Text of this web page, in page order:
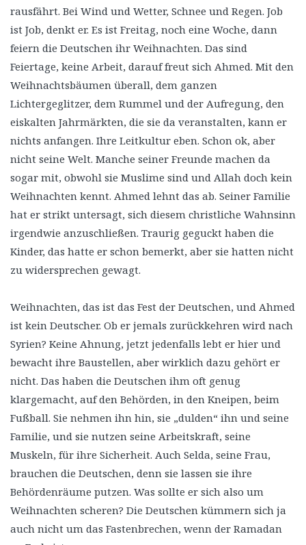
rausfährt. Bei Wind und Wetter, Schnee und Regen. Job
ist Job, denkt er. Es ist Freitag, noch eine Woche, dann
feiern die Deutschen ihr Weihnachten. Das sind
Feiertage, keine Arbeit, darauf freut sich Ahmed. Mit den
Weihnachtsbäumen überall, dem ganzen
Lichtergeglitzer, dem Rummel und der Aufregung, den
eiskalten Jahrmärkten, die sie da veranstalten, kann er
nichts anfangen. Ihre Leitkultur eben. Schon ok, aber
nicht seine Welt. Manche seiner Freunde machen da
sogar mit, obwohl sie Muslime sind und Allah doch kein
Weihnachten kennt. Ahmed lehnt das ab. Seiner Familie
hat er strikt untersagt, sich diesem christliche Wahnsinn
irgendwie anzuschließen. Traurig geguckt haben die
Kinder, das hatte er schon bemerkt, aber sie hatten nicht
zu widersprechen gewagt.
Weihnachten, das ist das Fest der Deutschen, und Ahmed
ist kein Deutscher. Ob er jemals zurückkehren wird nach
Syrien? Keine Ahnung, jetzt jedenfalls lebt er hier und
bewacht ihre Baustellen, aber wirklich dazu gehört er
nicht. Das haben die Deutschen ihm oft genug
klargemacht, auf den Behörden, in den Kneipen, beim
Fußball. Sie nehmen ihn hin, sie „dulden“ ihn und seine
Familie, und sie nutzen seine Arbeitskraft, seine
Muskeln, für ihre Sicherheit. Auch Selda, seine Frau,
brauchen die Deutschen, denn sie lassen sie ihre
Behördenräume putzen. Was sollte er sich also um
Weihnachten scheren? Die Deutschen kümmern sich ja
auch nicht um das Fastenbrechen, wenn der Ramadan